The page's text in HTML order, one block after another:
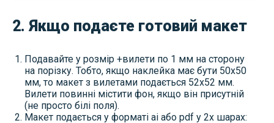
2. Якщо подаєте готовий макет
Подавайте у розмір +вилети по 1 мм на сторону
на порізку. Тобто, якщо наклейка має бути 50х50
мм, то макет з вилетами подається 52х52 мм.
Вилети повинні містити фон, якщо він присутній
(не просто білі поля).
Макет подається у форматі ai або pdf у 2х шарах: